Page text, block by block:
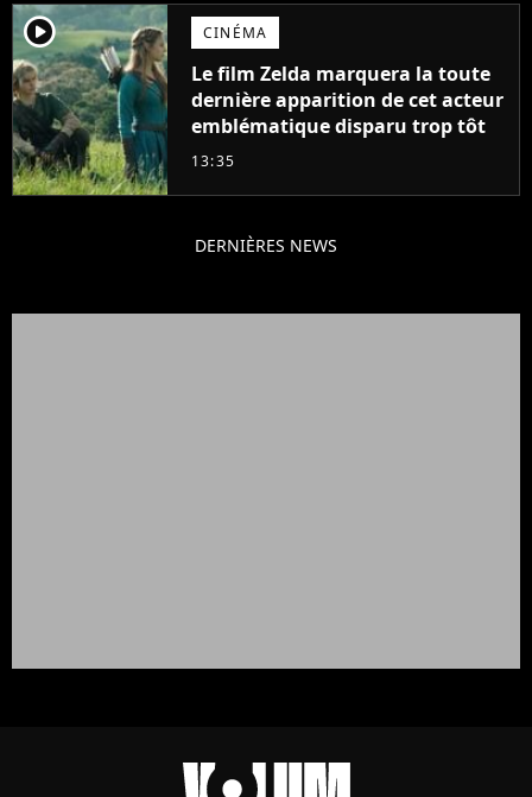
player2 CINÉMA
Le film Zelda marquera la toute
dernière apparition de cet acteur
emblématique disparu trop tôt
13:35
DERNIÈRES NEWS